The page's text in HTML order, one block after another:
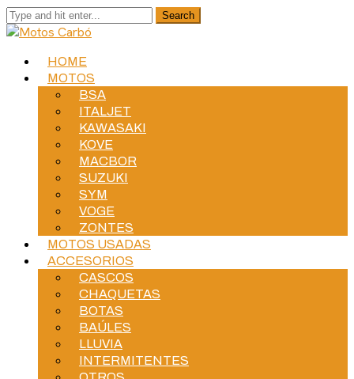
HOME
MOTOS
BSA
ITALJET
KAWASAKI
KOVE
MACBOR
SUZUKI
SYM
VOGE
ZONTES
MOTOS USADAS
ACCESORIOS
CASCOS
CHAQUETAS
BOTAS
BAÚLES
LLUVIA
INTERMITENTES